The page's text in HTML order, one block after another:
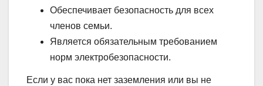
Обеспечивает безопасность для всех
членов семьи.
Является обязательным требованием
норм электробезопасности.
Если у вас пока нет заземления или вы не